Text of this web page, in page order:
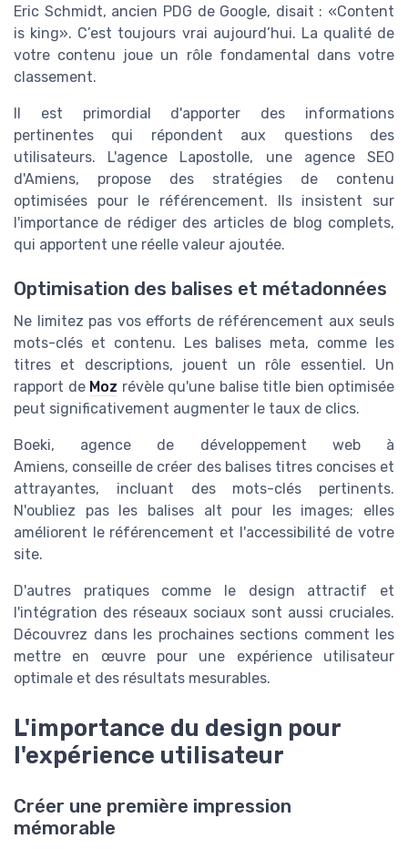
Eric Schmidt, ancien PDG de Google, disait : «Content
is king». C’est toujours vrai aujourd’hui. La qualité de
votre contenu joue un rôle fondamental dans votre
classement.
Il est primordial d'apporter des informations
pertinentes qui répondent aux questions des
utilisateurs. L'agence Lapostolle, une agence SEO
d'Amiens, propose des stratégies de contenu
optimisées pour le référencement. Ils insistent sur
l'importance de rédiger des articles de blog complets,
qui apportent une réelle valeur ajoutée.
Optimisation des balises et métadonnées
Ne limitez pas vos efforts de référencement aux seuls
mots-clés et contenu. Les balises meta, comme les
titres et descriptions, jouent un rôle essentiel. Un
rapport de Moz révèle qu'une balise title bien optimisée
peut significativement augmenter le taux de clics.
Boeki, agence de développement web à
Amiens, conseille de créer des balises titres concises et
attrayantes, incluant des mots-clés pertinents.
N'oubliez pas les balises alt pour les images; elles
améliorent le référencement et l'accessibilité de votre
site.
D'autres pratiques comme le design attractif et
l'intégration des réseaux sociaux sont aussi cruciales.
Découvrez dans les prochaines sections comment les
mettre en œuvre pour une expérience utilisateur
optimale et des résultats mesurables.
L'importance du design pour
l'expérience utilisateur
Créer une première impression
mémorable